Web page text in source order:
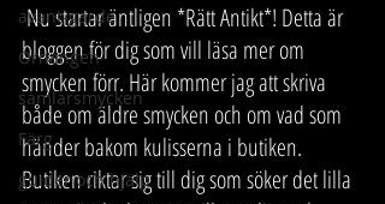
avant-garde
Örhängen
samlarsmycken
Färg
guider och hjälp
Nu startar äntligen *Rätt Antikt*! Detta är
bloggen för dig som vill läsa mer om
smycken förr. Här kommer jag att skriva
både om äldre smycken och om vad som
händer bakom kulisserna i butiken.
Butiken riktar sig till dig som söker det lilla